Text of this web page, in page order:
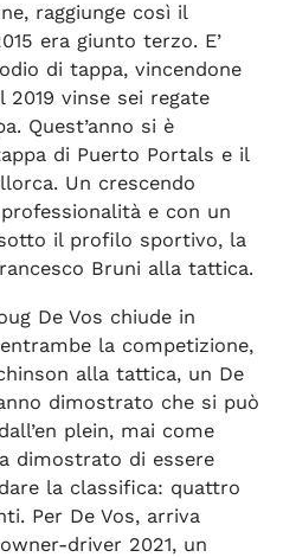
raggiunge così il
era giunto terzo. E’
di tappa, vincendone
2019 vinse sei regate
Quest’anno si è
di Puerto Portals e il
Un crescendo
e con un
il profilo sportivo, la
Bruni alla tattica.
De Vos chiude in
la competizione,
alla tattica, un De
dimostrato che si può
plein, mai come
dimostrato di essere
la classifica: quattro
Per De Vos, arriva
driver 2021, un